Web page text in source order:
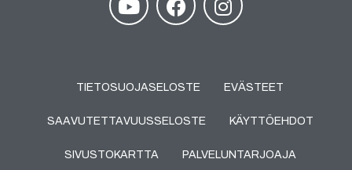
TIETOSUOJASELOSTE EVÄSTEET
SAAVUTETTAVUUSSELOSTE KÄYTTÖEHDOT
SIVUSTOKARTTA PALVELUNTARJOAJA